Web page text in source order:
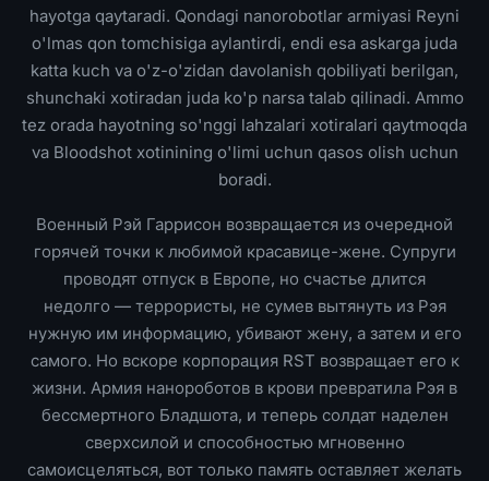
hayotga qaytaradi. Qondagi nanorobotlar armiyasi Reyni
o'lmas qon tomchisiga aylantirdi, endi esa askarga juda
katta kuch va o'z-o'zidan davolanish qobiliyati berilgan,
shunchaki xotiradan juda ko'p narsa talab qilinadi. Ammo
tez orada hayotning so'nggi lahzalari xotiralari qaytmoqda
va Bloodshot xotinining o'limi uchun qasos olish uchun
boradi.
Военный Рэй Гаррисон возвращается из очередной
горячей точки к любимой красавице-жене. Супруги
проводят отпуск в Европе, но счастье длится
недолго — террористы, не сумев вытянуть из Рэя
нужную им информацию, убивают жену, а затем и его
самого. Но вскоре корпорация RST возвращает его к
жизни. Армия нанороботов в крови превратила Рэя в
бессмертного Бладшота, и теперь солдат наделен
сверхсилой и способностью мгновенно
самоисцеляться, вот только память оставляет желать